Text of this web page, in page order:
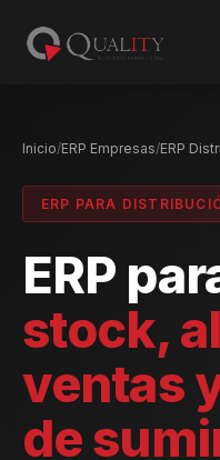
Inicio ERP Empresas ERP
ERP PARA
ERP
stock,
ventas
de